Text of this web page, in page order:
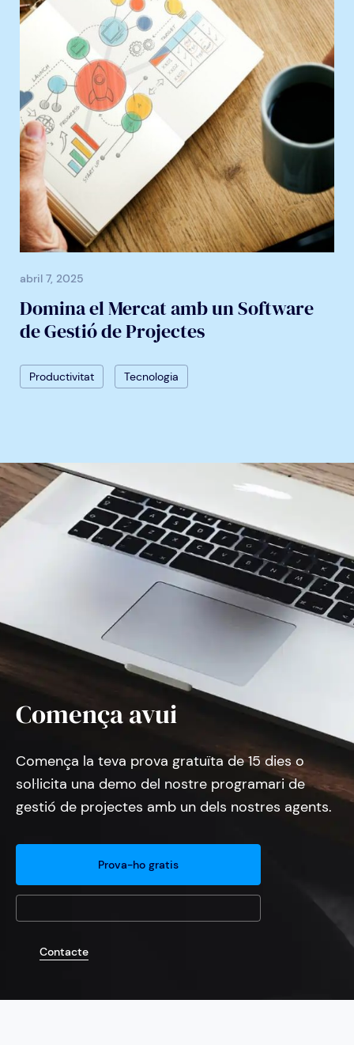
abril 7, 2025
Domina el Mercat amb un Software
de Gestió de Projectes
Productivitat Tecnologia
Comença avui
Comença la teva prova gratuïta de 15 dies o
sol·licita una demo del nostre programari de
gestió de projectes amb un dels nostres agents.
Prova-ho gratis
Contacte